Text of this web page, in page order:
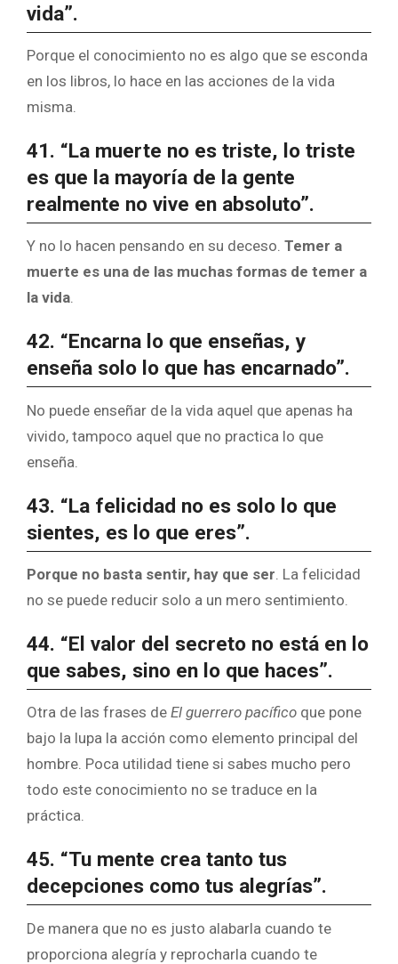
vida”.
Porque el conocimiento no es algo que se esconda
en los libros, lo hace en las acciones de la vida
misma.
41. “La muerte no es triste, lo triste
es que la mayoría de la gente
realmente no vive en absoluto”.
Y no lo hacen pensando en su deceso. Temer a
muerte es una de las muchas formas de temer a
la vida.
42. “Encarna lo que enseñas, y
enseña solo lo que has encarnado”.
No puede enseñar de la vida aquel que apenas ha
vivido, tampoco aquel que no practica lo que
enseña.
43. “La felicidad no es solo lo que
sientes, es lo que eres”.
Porque no basta sentir, hay que ser . La felicidad
no se puede reducir solo a un mero sentimiento.
44. “El valor del secreto no está en lo
que sabes, sino en lo que haces”.
Otra de las frases de El guerrero pacífico que pone
bajo la lupa la acción como elemento principal del
hombre. Poca utilidad tiene si sabes mucho pero
todo este conocimiento no se traduce en la
práctica.
45. “Tu mente crea tanto tus
decepciones como tus alegrías”.
De manera que no es justo alabarla cuando te
proporciona alegría y reprocharla cuando te